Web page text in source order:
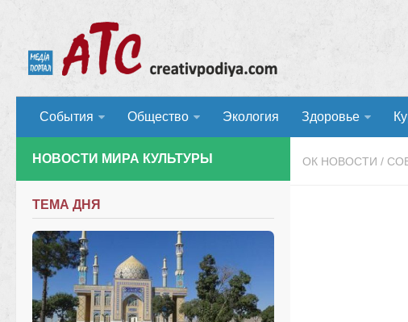
События Общество Экология Здоровье
ОК НОВОСТИ /
НОВОСТИ МИРА КУЛЬТУРЫ
ТЕМА ДНЯ